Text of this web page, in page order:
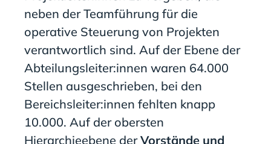
neben der Teamführung für die
operative Steuerung von Projekten
verantwortlich sind. Auf der Ebene der
Abteilungsleiter:innen waren 64.000
Stellen ausgeschrieben, bei den
Bereichsleiter:innen fehlten knapp
10.000. Auf der obersten
Hierarchieebene derVorstände und